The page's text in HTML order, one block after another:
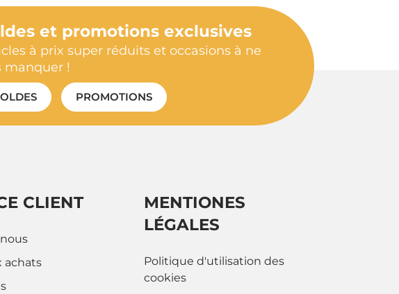
et promotions exclusives
à prix super réduits et occasions à ne
manquer !
PROMOTIONS
CLIENT
achats
MENTIONES
LÉGALES
Politique d'utilisation des
cookies